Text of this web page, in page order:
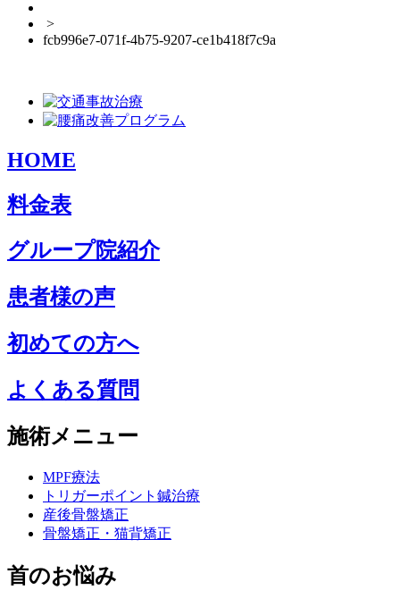
>
fcb996e7-071f-4b75-9207-ce1b418f7c9a
HOME
料金表
グループ院紹介
患者様の声
初めての方へ
よくある質問
施術メニュー
MPF療法
トリガーポイント鍼治療
産後骨盤矯正
骨盤矯正・猫背矯正
首のお悩み